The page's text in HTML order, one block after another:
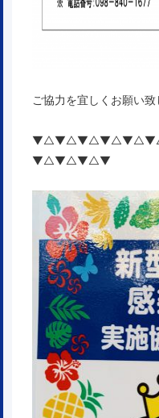
ご協力を宜しくお願い致
▼△▼△▼△▼